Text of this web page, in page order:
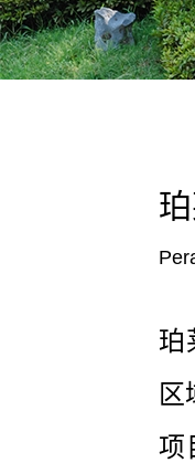
珀
项